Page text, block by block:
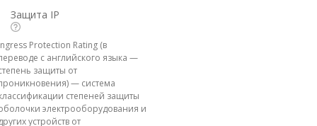
Защита IP
Protection Rating (в
с английского языка —
защиты от
— система
степеней защиты
электрооборудования и
устройств от